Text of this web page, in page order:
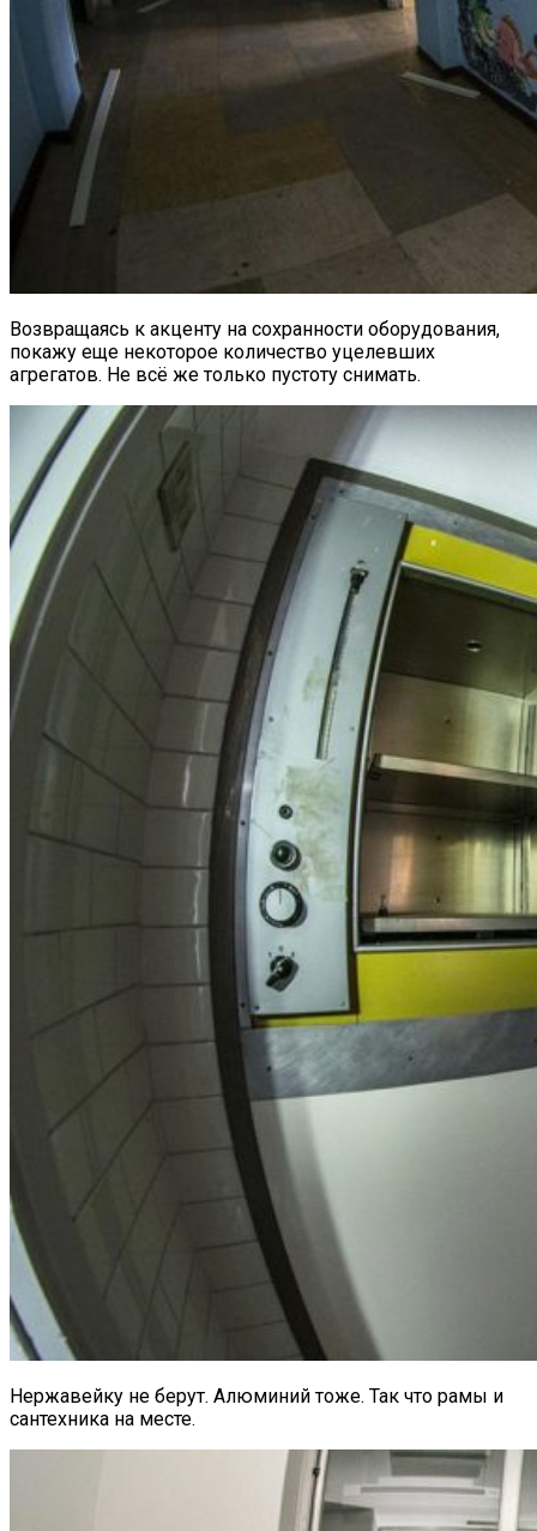
Возвращаясь к акценту на сохранности оборудования,
покажу еще некоторое количество уцелевших
агрегатов. Не всё же только пустоту снимать.
Нержавейку не берут. Алюминий тоже. Так что рамы и
сантехника на месте.